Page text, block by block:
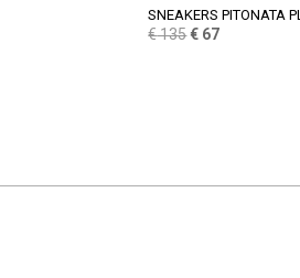
SNEAKERS PITONATA
€135Il
€ 67Il